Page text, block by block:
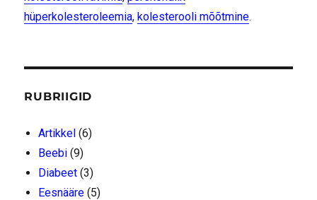
hüperkolesteroleemia,kolesterooli mõõtmine.
RUBRIIGID
Artikkel (6)
Beebi (9)
Diabeet (3)
Eesnääre (5)